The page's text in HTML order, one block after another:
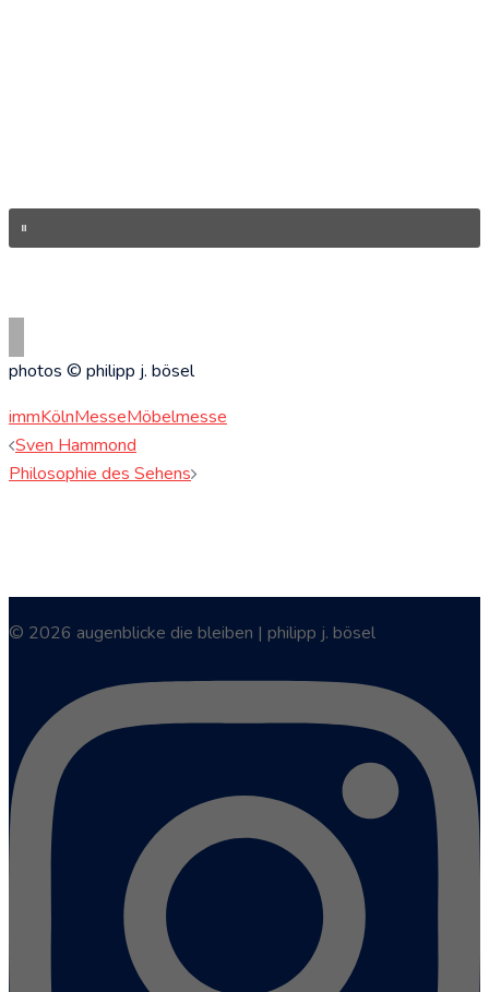
photos © philipp j. bösel
immKölnMesseMöbelmesse
Beitragsnavigation
Sven Hammond
Philosophie des Sehens
© 2026 augenblicke die bleiben | philipp j. bösel